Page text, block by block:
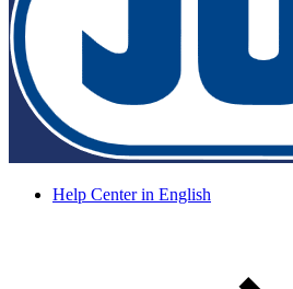
Help Center in English